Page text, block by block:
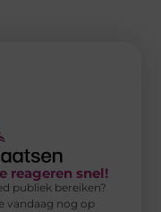
reageren snel!
publiek bereiken?
vandaag nog op